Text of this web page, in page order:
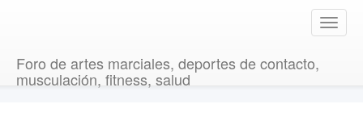
T
o
Foro de artes marciales, deportes de contacto,
musculación, fitness, salud